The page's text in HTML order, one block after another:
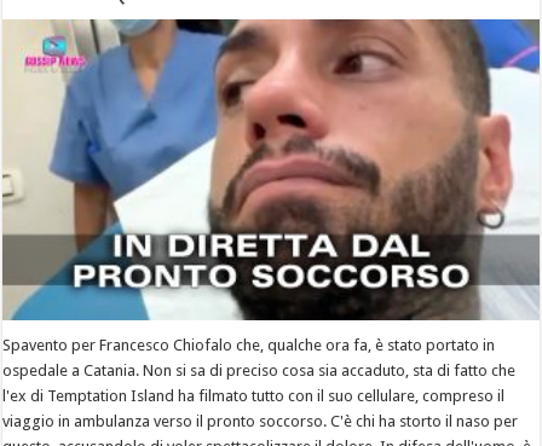
Spavento per Francesco Chiofalo che, qualche ora fa, è stato portato in
ospedale a Catania. Non si sa di preciso cosa sia accaduto, sta di fatto che
l'ex di Temptation Island ha filmato tutto con il suo cellulare, compreso il
viaggio in ambulanza verso il pronto soccorso. C'è chi ha storto il naso per